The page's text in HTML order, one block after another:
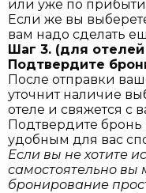
или уже по
Если же вы
вам надо сделать
Шаг 3. (для
Подтвердите
После отправки
уточнит наличие
отеле и свяжется с
Подтвердите бронь
удобным для вас
Если вы не хотите
самостоятельно вы
бронирование